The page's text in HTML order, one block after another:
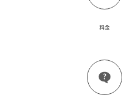
料金